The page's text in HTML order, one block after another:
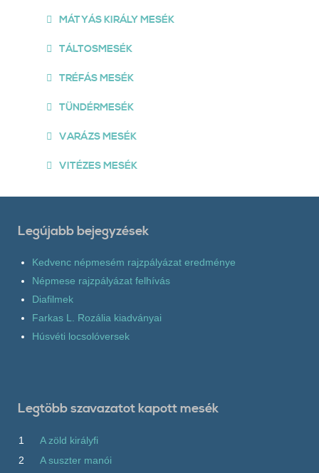
MÁTYÁS KIRÁLY MESÉK
TÁLTOSMESÉK
TRÉFÁS MESÉK
TÜNDÉRMESÉK
VARÁZS MESÉK
VITÉZES MESÉK
Legújabb bejegyzések
Kedvenc népmesém rajzpályázat eredménye
Népmese rajzpályázat felhívás
Diafilmek
Farkas L. Rozália kiadványai
Húsvéti locsolóversek
Legtöbb szavazatot kapott mesék
1
A zöld királyfi
2
A suszter manói